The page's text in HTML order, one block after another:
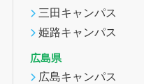
三田キャンパス
姫路キャンパス
広島県
広島キャンパス